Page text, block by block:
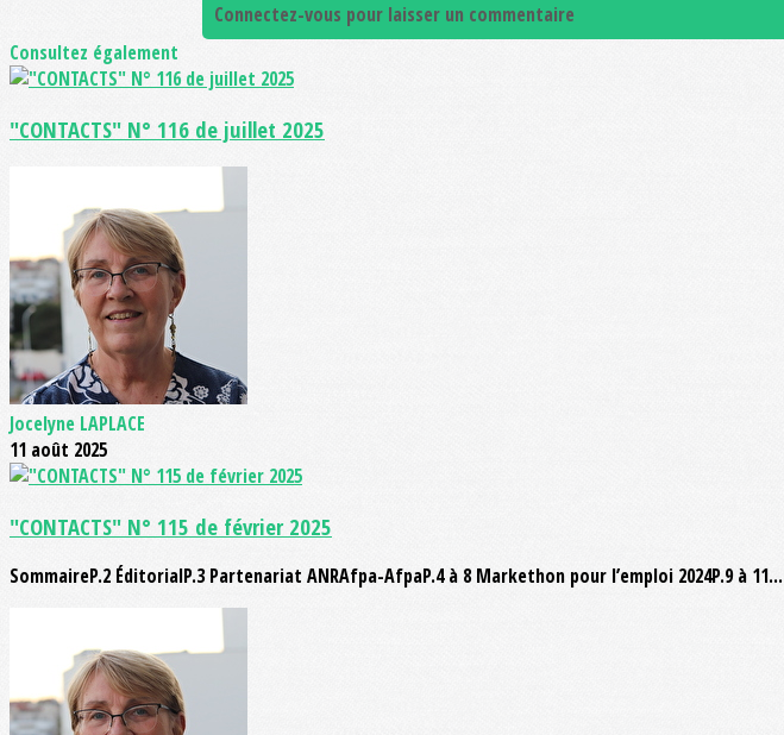
Connectez-vous pour laisser un commentaire
Consultez également
"CONTACTS" N° 116 de juillet 2025
Jocelyne LAPLACE
11 août 2025
"CONTACTS" N° 115 de février 2025
SommaireP.2 ÉditorialP.3 Partenariat ANRAfpa-AfpaP.4 à 8 Markethon pour l’emploi 2024P.9 à 11...